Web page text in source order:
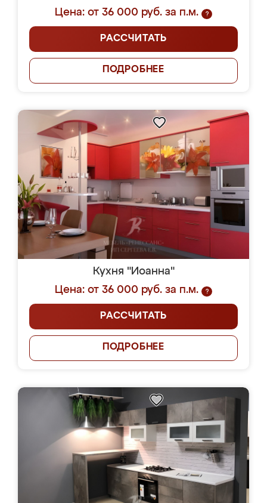
Цена: от 36 000 руб. за п.м.
?
РАССЧИТАТЬ
ПОДРОБНЕЕ
Кухня "Иоанна"
Цена: от 36 000 руб. за п.м.
?
РАССЧИТАТЬ
ПОДРОБНЕЕ